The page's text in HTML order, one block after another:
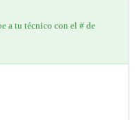
a tu técnico con el # de